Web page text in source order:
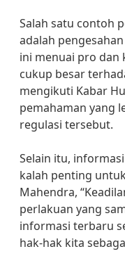
Salah satu contoh
adalah
ini menuai pro dan
cukup besar
mengikuti Kabar
pemahaman yang
regulasi tersebut.
Selain itu,
kalah penting
Mahendra,
perlakuan yang
informasi terbaru
hak-hak kita